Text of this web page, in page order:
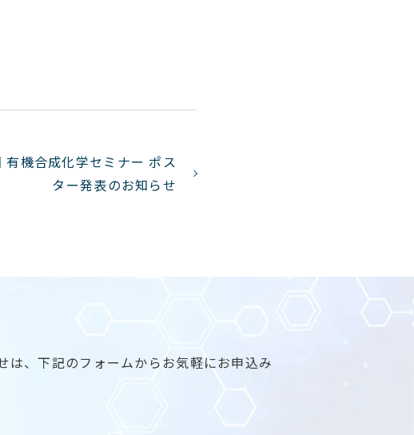
有機合成化学セミナー ポス
ター発表のお知らせ
は、下記のフォームからお気軽にお申込み